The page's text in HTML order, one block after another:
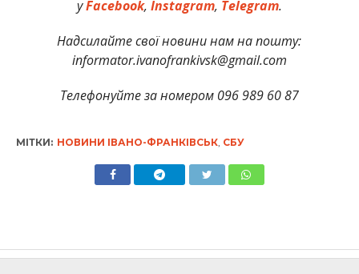
уFacebook, Instagram, Telegram.
Надсилайте свої новини нам на пошту:
informator.ivanofrankivsk@gmail.com
Телефонуйте за номером 096 989 60 87
МІТКИ: НОВИНИ ІВАНО-ФРАНКІВСЬК, СБУ